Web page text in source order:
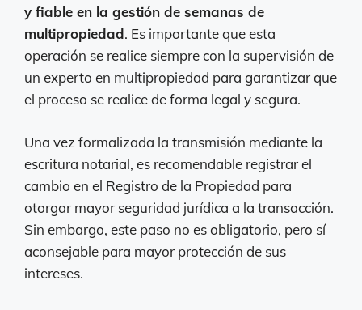
y fiable en la gestión de semanas de
multipropiedad. Es importante que esta
operación se realice siempre con la supervisión de
un experto en multipropiedad para garantizar que
el proceso se realice de forma legal y segura.
Una vez formalizada la transmisión mediante la
escritura notarial, es recomendable registrar el
cambio en el Registro de la Propiedad para
otorgar mayor seguridad jurídica a la transacción.
Sin embargo, este paso no es obligatorio, pero sí
aconsejable para mayor protección de sus
intereses.